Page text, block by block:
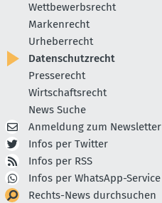
Wettbewerbsrecht
Markenrecht
Urheberrecht
Datenschutzrecht
Presserecht
Wirtschaftsrecht
News Suche
Anmeldung zum Newsletter
Infos per Twitter
Infos per RSS
Infos per WhatsApp-Service
Rechts-News durchsuchen